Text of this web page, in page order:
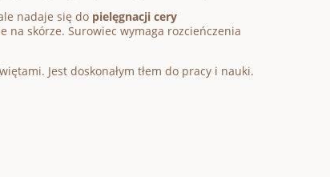
nadaje się do pielęgnacji cery
na skórze. Surowiec wymaga rozcieńczenia
Jest doskonałym tłem do pracy i nauki.